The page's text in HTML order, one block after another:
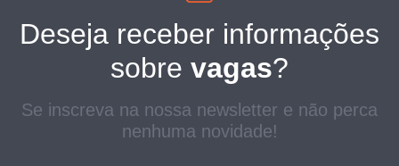
Deseja receber informações
sobre vagas?
Se inscreva na nossa newsletter e não perca
nenhuma novidade!